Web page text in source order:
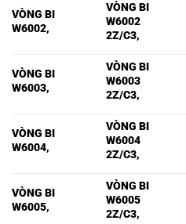
VÒNG BI
W6002,
VÒNG BI
W6002
2Z/C3,
VÒNG BI
W6003,
VÒNG BI
W6003
2Z/C3,
VÒNG BI
W6004,
VÒNG BI
W6004
2Z/C3,
VÒNG BI
W6005,
VÒNG BI
W6005
2Z/C3,